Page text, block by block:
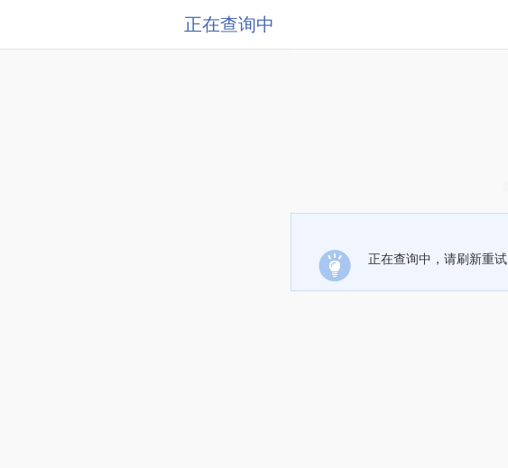
正在查询中
正在查询中，请刷新重试